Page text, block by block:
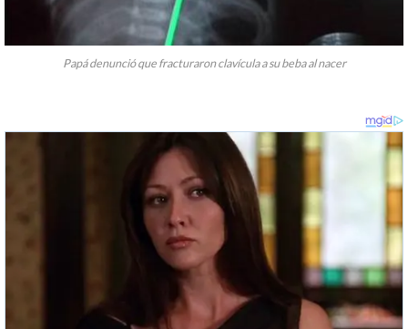
Papá denunció que fracturaron clavícula a su beba al nacer